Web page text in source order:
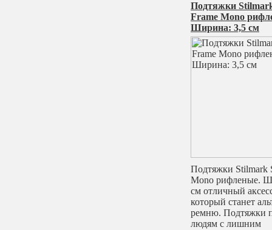
Подтяжки
Frame Mono
Ширина: 3,5 см
Подтяжки Stilmark
Mono рифленые.
см отличный
который станет
ремню. Подтяжки
людям с лишним